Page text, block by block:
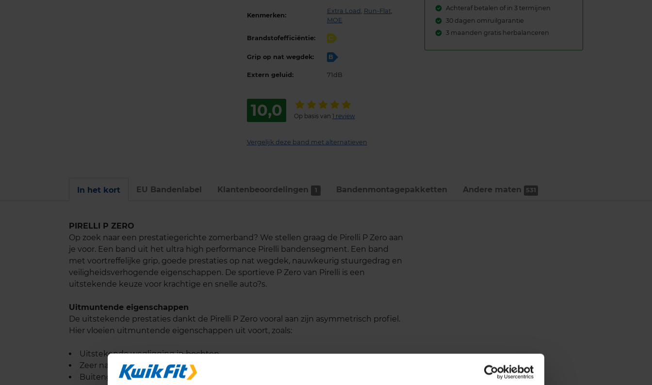
Kenmerken:
Extra Load , Run-Flat,
MOE
Brandstofefficiëntie: C
Grip op nat wegdek: B
Extern geluid: 71dB
10,0 Op basis van 1 review
Vergelijk deze band met alternatieven
Achteraf betalen of in 3 termijnen
30 dagen omruilgarantie
3 maanden gratis herbalanceren
In het kort EU Bandenlabel Klantenbeoordelingen 1 Bandenmontage­pakketten Andere maten 531
PIRELLI P ZERO
Op zoek naar een prestatiegerichte zomerband? We stellen graag de Pirelli P Zero aan
je voor. Een band uit het ultra high performance Pirelli bandensegment. Een band
met voortreffelijke grip, goede prestaties op nat wegdek, nauwkeurig stuurgedrag en
veiligheidsverhogende eigenschappen. De sportieve P Zero van Pirelli is een
uitstekende keuze voor krachtige en snelle auto?s.
Uitmuntende eigenschappen
De uitstekende prestaties dankt de Pirelli P Zero vooral aan zijn asymmetrisch profiel.
Hier vloeien uitmuntende eigenschappen uit voort, zoals:
Uitstekende wegligging in bochten
Zeer nauwkeurig stuurgedrag
Buitengewoon goede grip op droge wegen